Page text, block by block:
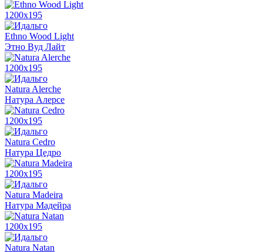
1200x195
Ethno Wood Light
Этно Вуд Лайт
1200x195
Natura Alerche
Натура Алерсе
1200x195
Natura Cedro
Натура Цедро
1200x195
Natura Madeira
Натура Мадейра
1200x195
Natura Natan